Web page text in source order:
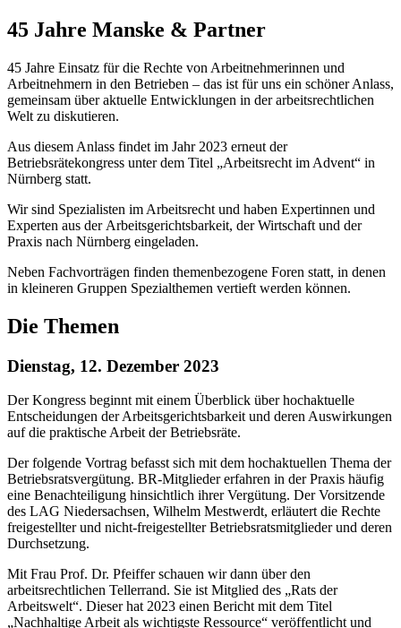
45 Jahre Manske & Partner
45 Jahre Einsatz für die Rechte von Arbeitnehmerinnen und
Arbeitnehmern in den Betrieben – das ist für uns ein schöner Anlass,
gemeinsam über aktuelle Entwicklungen in der arbeitsrechtlichen
Welt zu diskutieren.
Aus diesem Anlass findet im Jahr 2023 erneut der
Betriebsrätekongress unter dem Titel „Arbeitsrecht im Advent“ in
Nürnberg statt.
Wir sind Spezialisten im Arbeitsrecht und haben Expertinnen und
Experten aus der Arbeitsgerichtsbarkeit, der Wirtschaft und der
Praxis nach Nürnberg eingeladen.
Neben Fachvorträgen finden themenbezogene Foren statt, in denen
in kleineren Gruppen Spezialthemen vertieft werden können.
Die Themen
Dienstag, 12. Dezember 2023
Der Kongress beginnt mit einem Überblick über hochaktuelle
Entscheidungen der Arbeitsgerichtsbarkeit und deren Auswirkungen
auf die praktische Arbeit der Betriebsräte.
Der folgende Vortrag befasst sich mit dem hochaktuellen Thema der
Betriebsratsvergütung. BR-Mitglieder erfahren in der Praxis häufig
eine Benachteiligung hinsichtlich ihrer Vergütung. Der Vorsitzende
des LAG Niedersachsen, Wilhelm Mestwerdt, erläutert die Rechte
freigestellter und nicht-freigestellter Betriebsratsmitglieder und deren
Durchsetzung.
Mit Frau Prof. Dr. Pfeiffer schauen wir dann über den
arbeitsrechtlichen Tellerrand. Sie ist Mitglied des „Rats der
Arbeitswelt“. Dieser hat 2023 einen Bericht mit dem Titel
„Nachhaltige Arbeit als wichtigste Ressource“ veröffentlicht und